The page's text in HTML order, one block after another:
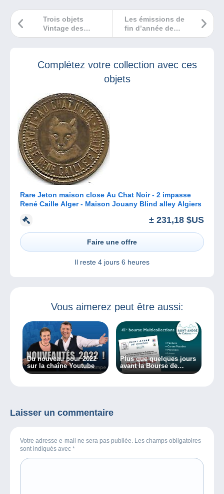
Les émissions de
fin d’année de
POST Luxembourg
Trois objets
Vintage des
années ‘50
Complétez votre collection avec ces
objets
Rare Jeton maison close Au Chat Noir - 2 impasse
René Caille Alger - Maison Jouany Blind alley Algiers
± 231,18 $US
Faire une offre
Il reste 4 jours 6 heures
Vous aimerez peut être aussi:
Du nouveau pour 2022
sur la chaîne Youtube
Plus que quelques jours
avant la Bourse de
Saint-André-de-Cuzac
Laisser un commentaire
Votre adresse e-mail ne sera pas publiée. Les champs obligatoires
sont indiqués avec *